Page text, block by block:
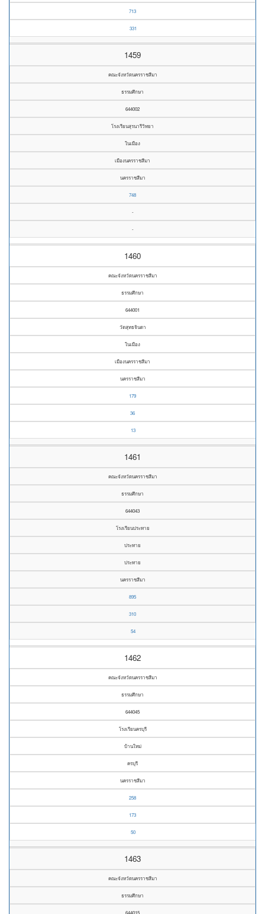
713
331
1459
คณะจังหวัดนครราชสีมา
ธรรมศึกษา
644002
โรงเรียนสุรนารีวิทยา
ในเมือง
เมืองนครราชสีมา
นครราชสีมา
748
-
-
1460
คณะจังหวัดนครราชสีมา
ธรรมศึกษา
644001
วัดสุทธจินดา
ในเมือง
เมืองนครราชสีมา
นครราชสีมา
179
36
13
1461
คณะจังหวัดนครราชสีมา
ธรรมศึกษา
644043
โรงเรียนประทาย
ประทาย
ประทาย
นครราชสีมา
895
310
54
1462
คณะจังหวัดนครราชสีมา
ธรรมศึกษา
644045
โรงเรียนครบุรี
บ้านใหม่
ครบุรี
นครราชสีมา
258
173
50
1463
คณะจังหวัดนครราชสีมา
ธรรมศึกษา
644015